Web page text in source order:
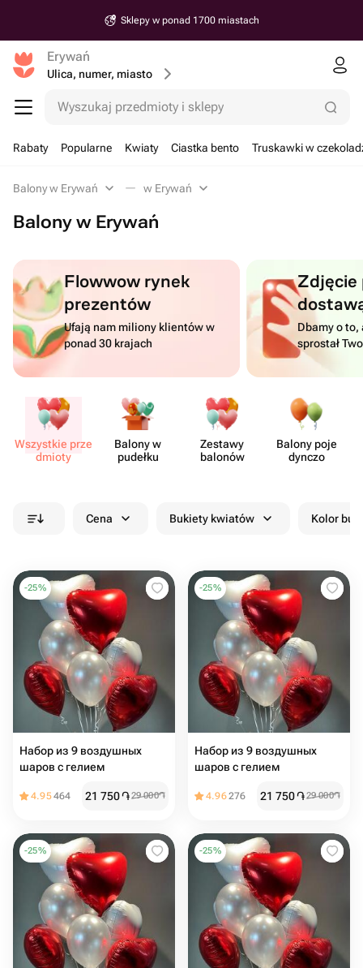
Sklepy w ponad 1700 miastach
Erywań
Ulica, numer, miasto
Wyszukaj przedmioty i sklepy
Rabaty Popularne Kwiaty Ciastka bento Truskawki w
Balony w Erywań w Erywań
Balony w Erywań
Flowwow rynek
prezentów
Ufają nam miliony klientów w
ponad 30 krajach
Dbamy o to,
sprostał
Wszystkie prze​
dmioty
Balony w
pudełku
Zestawy
balonów
Balony poje​
dynczo
Cena Bukiety kwiatów Kolor
-25%
Набор из 9 воздушных
шаров с гелием
4.95464 21 750֏29 000֏
-25%
Набор из 9 воздушных
шаров с гелием
4.96276 21 750֏29 000֏
-25% -25%